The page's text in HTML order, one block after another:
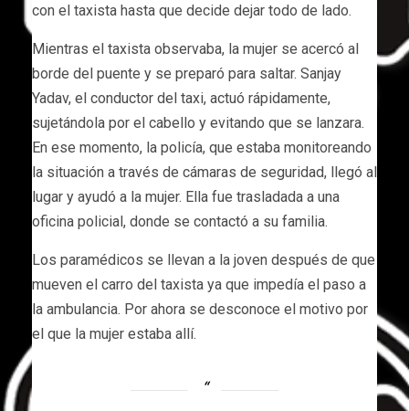
con el taxista hasta que decide dejar todo de lado.
Mientras el taxista observaba, la mujer se acercó al
borde del puente y se preparó para saltar. Sanjay
Yadav, el conductor del taxi, actuó rápidamente,
sujetándola por el cabello y evitando que se lanzara.
En ese momento, la policía, que estaba monitoreando
la situación a través de cámaras de seguridad, llegó al
lugar y ayudó a la mujer. Ella fue trasladada a una
oficina policial, donde se contactó a su familia.
Los paramédicos se llevan a la joven después de que
mueven el carro del taxista ya que impedía el paso a
la ambulancia. Por ahora se desconoce el motivo por
el que la mujer estaba allí.